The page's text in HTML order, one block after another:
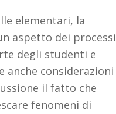
elementari, la
aspetto dei processi
degli studenti e
anche considerazioni
il fatto che
fenomeni di